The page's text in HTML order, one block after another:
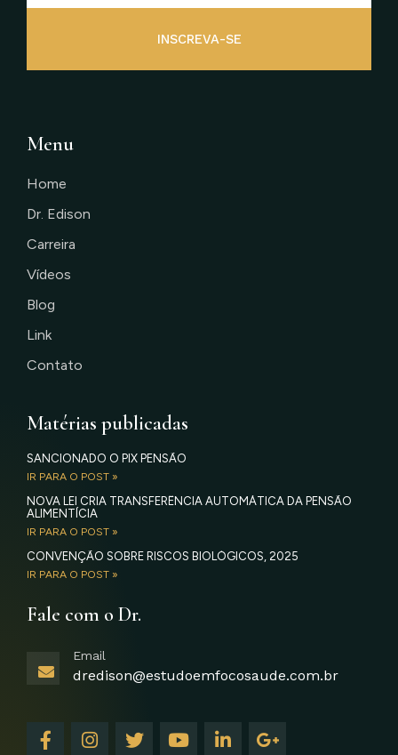
INSCREVA-SE
Menu
Home
Dr. Edison
Carreira
Vídeos
Blog
Link
Contato
Matérias publicadas
SANCIONADO O PIX PENSÃO
IR PARA O POST »
NOVA LEI CRIA TRANSFERÊNCIA AUTOMÁTICA DA PENSÃO
ALIMENTÍCIA
IR PARA O POST »
CONVENÇÃO SOBRE RISCOS BIOLÓGICOS, 2025
IR PARA O POST »
Fale com o Dr.
Email
dredison@estudoemfocosaude.com.br
F
a
I
n
T
w
Y
o
L
i
G
o